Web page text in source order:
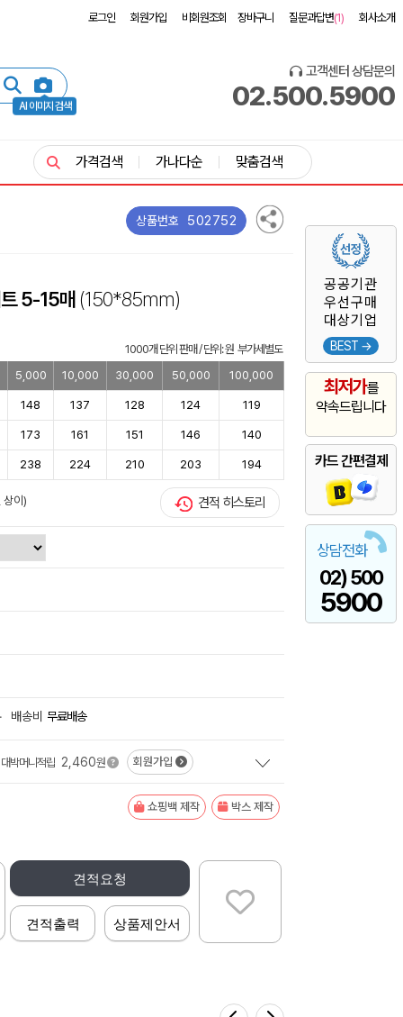
로그인 회원가입 비회원조회 장바구니 질문과답변(1) 회사소개
AI 이미지 검색
고객센터 상담문의
02.500.5900
공공기관
우선구매
대상기업
BEST →
최저가를
약속드립니다
카드 간편결제
상담전화
02) 500
5900
가격검색 가나다순 맞춤검색
상품번호 502752
5-15매(150*85mm)
1000개 단위 판매 / 단위: 원 부가세별도
5,000 10,000 30,000 50,000 100,000
148 137 128 124 119
173 161 151 146 140
238 224 210 203 194
상이) 견적 히스토리
배송비 무료배송
대박머니적립 2,460원 회원가입
쇼핑백 제작 박스 제작
견적요청
견적출력 상품제안서